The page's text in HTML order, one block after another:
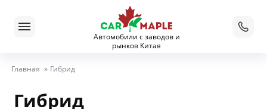
Автомобили с заводов и
рынков Китая
Главная » Гибрид
Гибрид